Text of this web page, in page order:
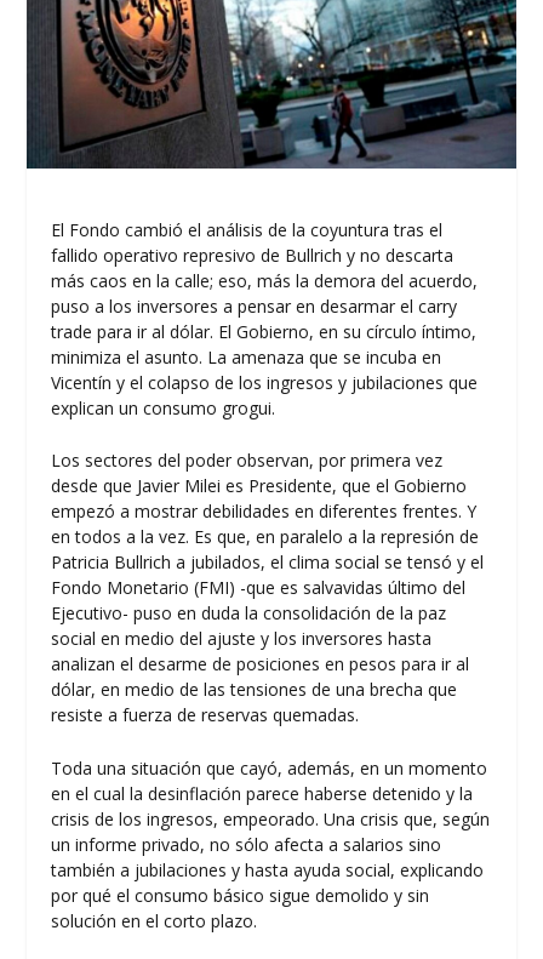
El Fondo cambió el análisis de la coyuntura tras el
fallido operativo represivo de Bullrich y no descarta
más caos en la calle; eso, más la demora del acuerdo,
puso a los inversores a pensar en desarmar el carry
trade para ir al dólar. El Gobierno, en su círculo íntimo,
minimiza el asunto. La amenaza que se incuba en
Vicentín y el colapso de los ingresos y jubilaciones que
explican un consumo grogui.
Los sectores del poder observan, por primera vez
desde que Javier Milei es Presidente, que el Gobierno
empezó a mostrar debilidades en diferentes frentes. Y
en todos a la vez. Es que, en paralelo a la represión de
Patricia Bullrich a jubilados, el clima social se tensó y el
Fondo Monetario (FMI) -que es salvavidas último del
Ejecutivo- puso en duda la consolidación de la paz
social en medio del ajuste y los inversores hasta
analizan el desarme de posiciones en pesos para ir al
dólar, en medio de las tensiones de una brecha que
resiste a fuerza de reservas quemadas.
Toda una situación que cayó, además, en un momento
en el cual la desinflación parece haberse detenido y la
crisis de los ingresos, empeorado. Una crisis que, según
un informe privado, no sólo afecta a salarios sino
también a jubilaciones y hasta ayuda social, explicando
por qué el consumo básico sigue demolido y sin
solución en el corto plazo.